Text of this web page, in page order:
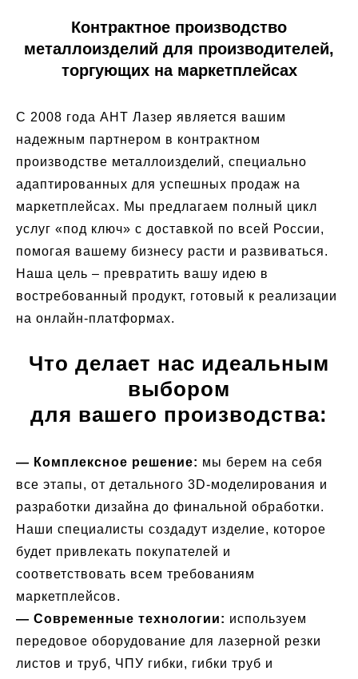
Контрактное производство
металлоизделий для производителей,
торгующих на маркетплейсах
С 2008 года АНТ Лазер является вашим
надежным партнером в контрактном
производстве металлоизделий, специально
адаптированных для успешных продаж на
маркетплейсах. Мы предлагаем полный цикл
услуг «под ключ» с доставкой по всей России,
помогая вашему бизнесу расти и развиваться.
Наша цель – превратить вашу идею в
востребованный продукт, готовый к реализации
на онлайн-платформах.
Что делает нас идеальным
выбором
для вашего производства:
— Комплексное решение: мы берем на себя
все этапы, от детального 3D-моделирования и
разработки дизайна до финальной обработки.
Наши специалисты создадут изделие, которое
будет привлекать покупателей и
соответствовать всем требованиям
маркетплейсов.
— Современные технологии: используем
передовое оборудование для лазерной резки
листов и труб, ЧПУ гибки, гибки труб и